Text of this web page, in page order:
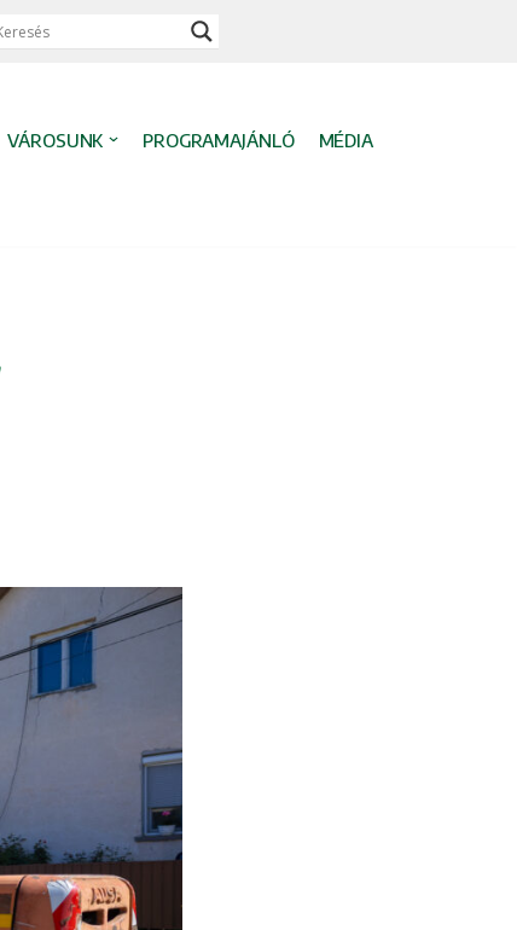
VÁROSUNK PROGRAMAJÁNLÓ
MÉDIA